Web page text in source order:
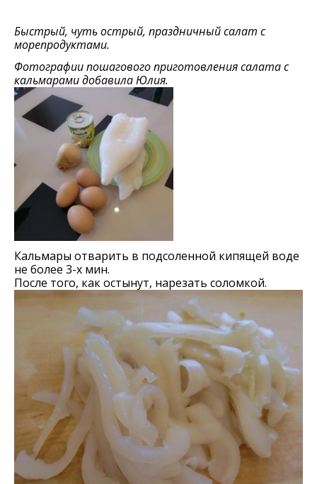
Быстрый, чуть острый, праздничный салат с
морепродуктами.
Фотографии пошагового приготовления салата с
кальмарами добавила Юлия.
Кальмары отварить в подсоленной кипящей воде
не более 3-х мин.
После того, как остынут, нарезать соломкой.